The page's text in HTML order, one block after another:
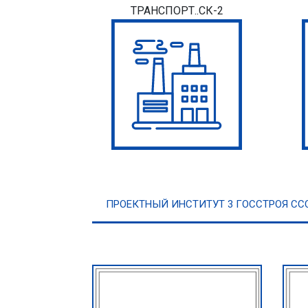
ТРАНСПОРТ..СК-2
ПРОЕКТНЫЙ ИНСТИТУТ 3 ГОССТРОЯ